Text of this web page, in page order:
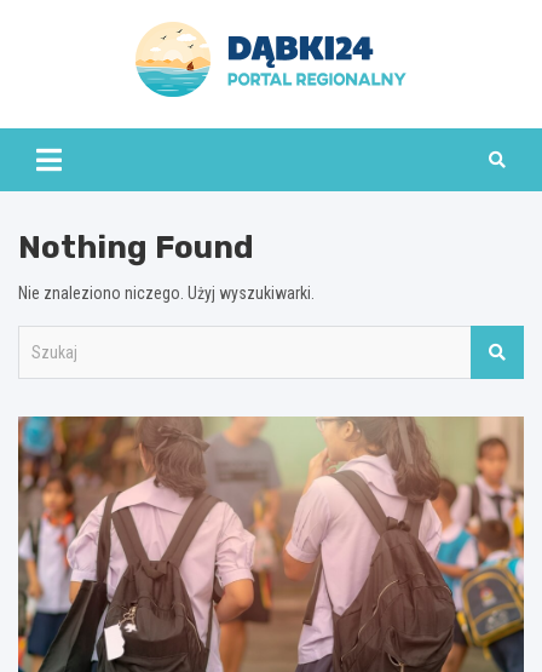
dabki24.pl
Nothing Found
Nie znaleziono niczego. Użyj wyszukiwarki.
k
a